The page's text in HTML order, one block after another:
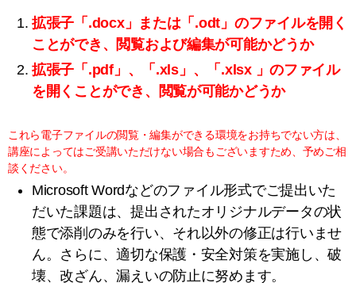
拡張子「.docx」または「.odt」のファイルを開く
ことができ、閲覧および編集が可能かどうか
拡張子「.pdf」、「.xls」、「.xlsx 」のファイル
を開くことができ、閲覧が可能かどうか
これら電子ファイルの閲覧・編集ができる環境をお持ちでない方は、
講座によってはご受講いただけない場合もございますため、予めご相
談ください。
Microsoft Wordなどのファイル形式でご提出いた
だいた課題は、提出されたオリジナルデータの状
態で添削のみを行い、それ以外の修正は行いませ
ん。さらに、適切な保護・安全対策を実施し、破
壊、改ざん、漏えいの防止に努めます。